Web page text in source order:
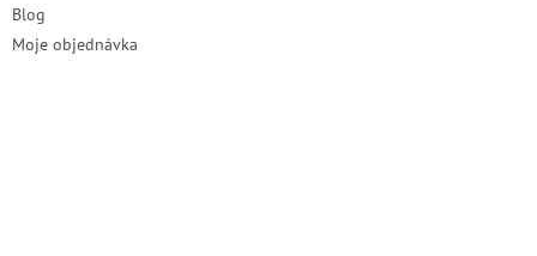
Blog
Moje objednávka